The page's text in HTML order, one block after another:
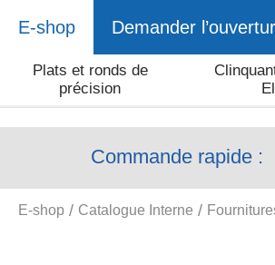
E-shop Demander
Plats et ronds de
précision
Commande rapide :
E-shop Catalogue Interne